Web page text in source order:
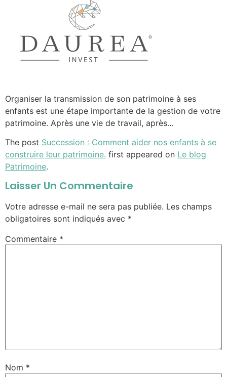
Organiser la transmission de son patrimoine à ses
enfants est une étape importante de la gestion de votre
patrimoine. Après une vie de travail, après…
The post Succession : Comment aider nos enfants à se
construire leur patrimoine. first appeared on Le blog
Patrimoine.
Laisser Un Commentaire
Votre adresse e-mail ne sera pas publiée. Les champs
obligatoires sont indiqués avec *
Commentaire *
Nom *